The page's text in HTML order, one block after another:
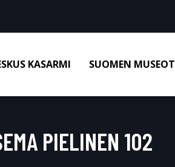
KASARMI SUOMEN MUSEOT
PIELINEN 102